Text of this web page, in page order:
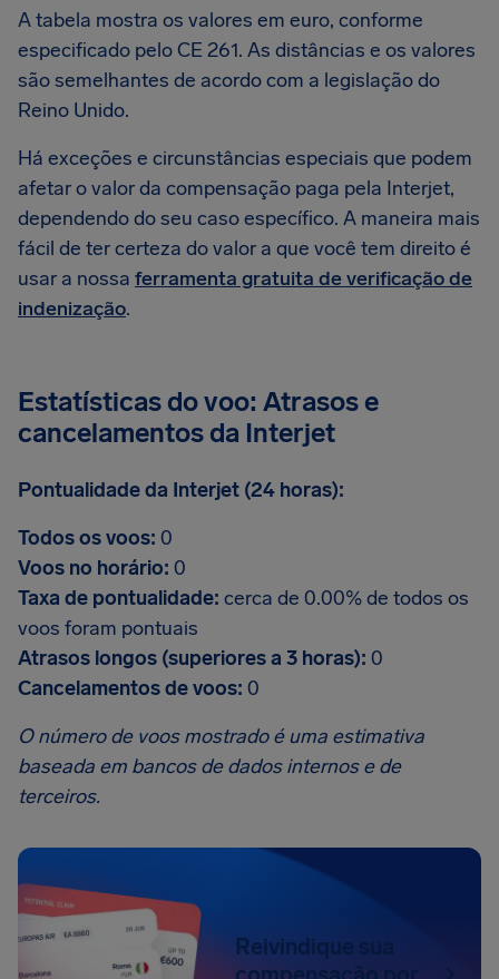
A tabela mostra os valores em euro, conforme
especificado pelo CE 261. As distâncias e os valores
são semelhantes de acordo com a legislação do
Reino Unido.
Há exceções e circunstâncias especiais que podem
afetar o valor da compensação paga pela Interjet,
dependendo do seu caso específico. A maneira mais
fácil de ter certeza do valor a que você tem direito é
usar a nossa ferramenta gratuita de verificação de
indenização.
Estatísticas do voo: Atrasos e
cancelamentos da Interjet
Pontualidade da Interjet (24 horas):
Todos os voos: 0
Voos no horário: 0
Taxa de pontualidade: cerca de 0.00% de todos os
voos foram pontuais
Atrasos longos (superiores a 3 horas): 0
Cancelamentos de voos: 0
O número de voos mostrado é uma estimativa
baseada em bancos de dados internos e de
terceiros.
Reivindique sua